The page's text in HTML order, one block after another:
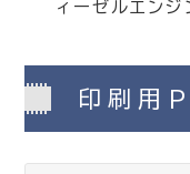
ィーゼルエンジ
印刷用